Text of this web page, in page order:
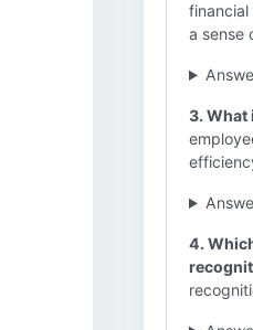
a sense
3. What
4.